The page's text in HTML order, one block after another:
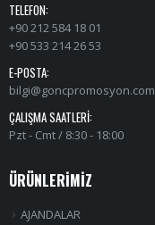
TELEFON:
+90 212 584 18 01
+90 533 214 26 53
E-POSTA:
bilgi@goncpromosyon.com
ÇALIŞMA SAATLERI:
Pzt - Cmt / 8:30 - 18:00
ÜRÜNLERİMİZ
AJANDALAR